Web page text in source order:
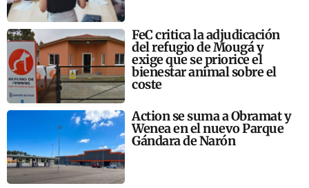
FeC critica la adjudicación
del refugio de Mougá y
exige que se priorice el
bienestar animal sobre el
coste
Action se suma a Obramat y
Wenea en el nuevo Parque
Gándara de Narón